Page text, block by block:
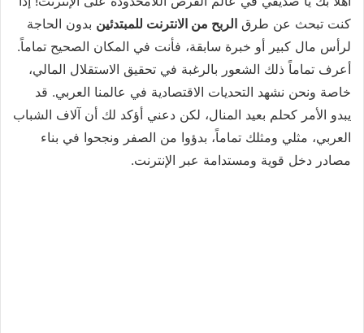
كنت تبحث عن طرق الربح من الانترنت للمبتدئين بدون الحاجة
لرأس مال كبير أو خبرة سابقة، فأنت في المكان الصحيح تماماً.
أعرف تماماً ذلك الشعور بالرغبة في تحقيق الاستقلال المالي،
خاصة ونحن نشهد التحديات الاقتصادية في عالمنا العربي. قد
يبدو الأمر كحلم بعيد المنال، لكن دعني أؤكد لك أن آلاف الشباب
العربي، مثلي ومثلك تماماً، بدؤوا من الصفر ونجحوا في بناء
مصادر دخل قوية ومستدامة عبر الإنترنت.